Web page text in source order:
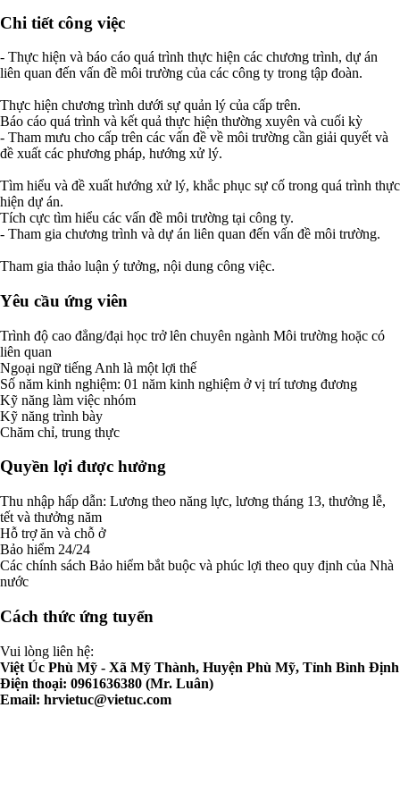
Chi tiết công việc
- Thực hiện và báo cáo quá trình thực hiện các chương trình, dự án
liên quan đến vấn đề môi trường của các công ty trong tập đoàn.
Thực hiện chương trình dưới sự quản lý của cấp trên.
Báo cáo quá trình và kết quả thực hiện thường xuyên và cuối kỳ
- Tham mưu cho cấp trên các vấn đề về môi trường cần giải quyết và
đề xuất các phương pháp, hướng xử lý.
Tìm hiểu và đề xuất hướng xử lý, khắc phục sự cố trong quá trình thực
hiện dự án.
Tích cực tìm hiểu các vấn đề môi trường tại công ty.
- Tham gia chương trình và dự án liên quan đến vấn đề môi trường.
Tham gia thảo luận ý tưởng, nội dung công việc.
Yêu cầu ứng viên
Trình độ cao đẳng/đại học trở lên chuyên ngành Môi trường hoặc có
liên quan
Ngoại ngữ tiếng Anh là một lợi thế
Số năm kinh nghiệm: 01 năm kinh nghiệm ở vị trí tương đương
Kỹ năng làm việc nhóm
Kỹ năng trình bày
Chăm chỉ, trung thực
Quyền lợi được hưởng
Thu nhập hấp dẫn: Lương theo năng lực, lương tháng 13, thưởng lễ,
tết và thưởng năm
Hỗ trợ ăn và chỗ ở
Bảo hiểm 24/24
Các chính sách Bảo hiểm bắt buộc và phúc lợi theo quy định của Nhà
nước
Cách thức ứng tuyển
Vui lòng liên hệ:
Việt Úc Phù Mỹ - Xã Mỹ Thành, Huyện Phù Mỹ, Tỉnh Bình Định
Điện thoại: 0961636380 (Mr. Luân)
Email: hrvietuc@vietuc.com